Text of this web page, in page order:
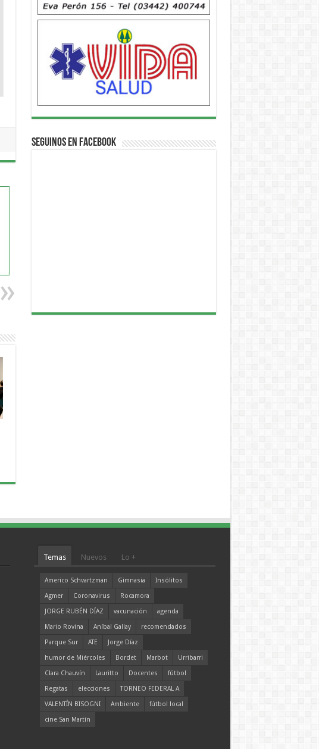
Seguinos en Facebook
Temas Nuevos Lo +
Americo Schvartzman Gimnasia
Insólitos
Agmer
Coronavirus
Rocamora
JORGE RUBÉN DÍAZ
vacunación
agenda
Mario Rovina
Aníbal Gallay
recomendados
Parque Sur
ATE
Jorge Díaz
humor de Miércoles
Bordet Marbot
Urribarri
Clara Chauvín
Lauritto Docentes
fútbol
Regatas
elecciones
TORNEO FEDERAL A
VALENTÍN BISOGNI
Ambiente
fútbol local
cine San Martín